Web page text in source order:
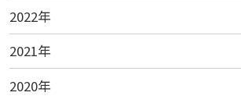
2022年
2021年
2020年